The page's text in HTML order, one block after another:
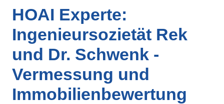
HOAI Experte:
Ingenieursozietät Rek
und Dr. Schwenk -
Vermessung und
Immobilienbewertung